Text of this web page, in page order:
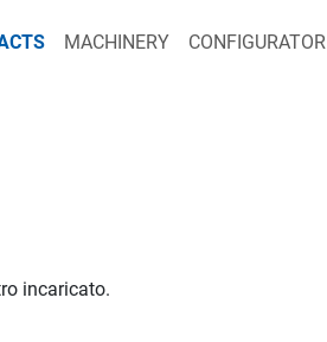
MACHINERY CONFIGURATOR
incaricato.